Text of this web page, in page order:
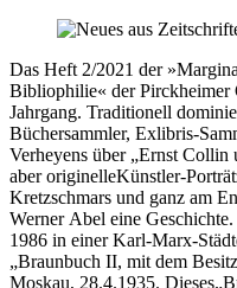
Das Heft 2/2021 der
Bibliophilie« der Pirckheimer
Jahrgang. Traditionell
Büchersammler, Exlibris-
Verheyens über „Ernst Collin
aber originelleKünstler-
Kretzschmars und ganz am
Werner Abel eine
1986 in einer Karl-Marx-
„Braunbuch II, mit dem
Moskau, 28.4.1935.